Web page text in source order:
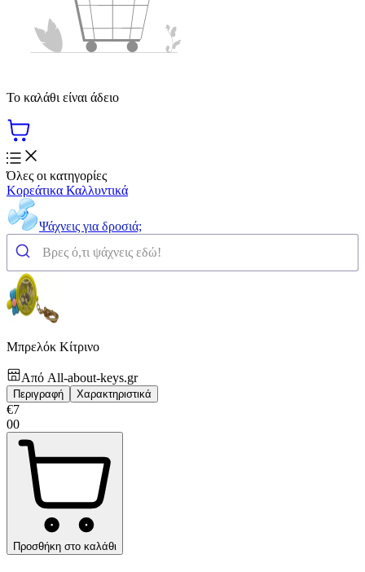
Το καλάθι είναι άδειο
Όλες οι κατηγορίες
Κορεάτικα Καλλυντικά
Ψάχνεις για δροσιά;
Μπρελόκ Κίτρινο
Από All-about-keys.gr
Περιγραφή Χαρακτηριστικά
€7
00
Προσθήκη στο καλάθι